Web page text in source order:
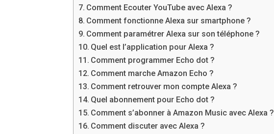
Comment Ecouter YouTube avec Alexa ?
Comment fonctionne Alexa sur smartphone ?
Comment paramétrer Alexa sur son téléphone ?
Quel est l’application pour Alexa ?
Comment programmer Echo dot ?
Comment marche Amazon Echo ?
Comment retrouver mon compte Alexa ?
Quel abonnement pour Echo dot ?
Comment s’abonner à Amazon Music avec Alexa ?
Comment discuter avec Alexa ?